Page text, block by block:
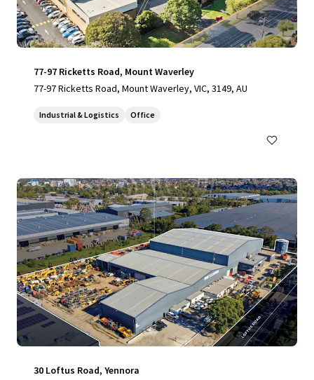
77-97 Ricketts Road, Mount Waverley
77-97 Ricketts Road, Mount Waverley, VIC, 3149, AU
Industrial & Logistics Office
30 Loftus Road, Yennora